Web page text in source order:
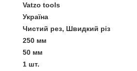
Vatzo tools
Україна
Чистий рез, Швидкий різ
250 мм
50 мм
1 шт.